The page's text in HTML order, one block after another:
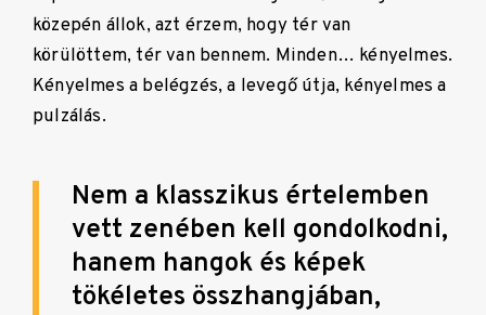
közepén állok, azt érzem, hogy tér van
körülöttem, tér van bennem. Minden… kényelmes.
Kényelmes a belégzés, a levegő útja, kényelmes a
pulzálás.
Nem a klasszikus értelemben
vett zenében kell gondolkodni,
hanem hangok és képek
tökéletes összhangjában,